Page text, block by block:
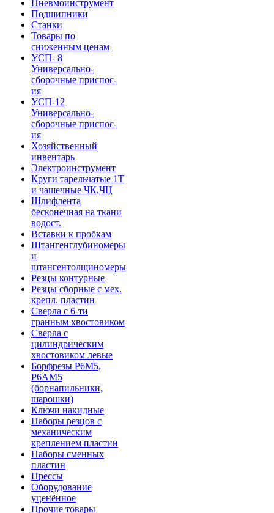
Пневмоинструмент
Подшипники
Станки
Товары по
сниженным ценам
УСП- 8
Универсально-
сборочные приспос-
ия
УСП-12
Универсально-
сборочные приспос-
ия
Хозяйственный
инвентарь
Электроинструмент
Круги тарельчатые 1Т
и чашечные ЧК,ЧЦ
Шлифлента
бесконечная на ткани
водост.
Вставки к пробкам
Штангенглубиномеры
и
штангентолщиномеры
Резцы контурные
Резцы сборные с мех.
крепл. пластин
Сверла с 6-ти
гранным хвостовиком
Сверла с
цилиндрическим
хвостовиком левые
Борфрезы Р6М5,
Р6АМ5
(борнапильники,
шарошки)
Ключи накидные
Наборы резцов с
механическим
креплением пластин
Наборы сменных
пластин
Прессы
Оборудование
уценённое
Прочие товары